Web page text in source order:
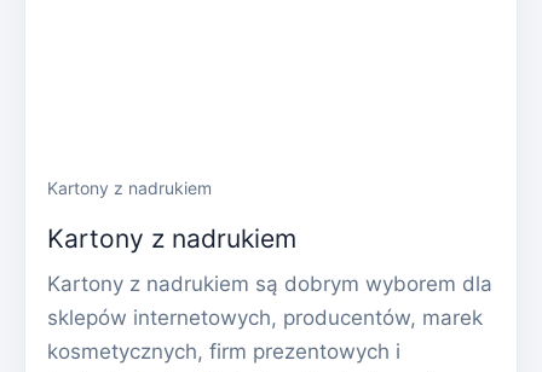
Kartony z nadrukiem
Kartony z nadrukiem
Kartony z nadrukiem są dobrym wyborem dla
sklepów internetowych, producentów, marek
kosmetycznych, firm prezentowych i